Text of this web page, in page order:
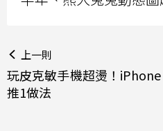
上一則
玩皮克敏手機超燙！
推1做法